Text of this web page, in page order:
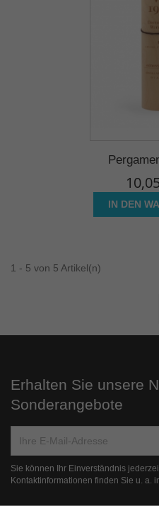
IN DEN
1 - 5 von 5 Artikel(n)
Erhalten Sie unsere
Sonderangebote
Sie können Ihr Einverständnis
Kontaktinformationen finden Sie u. a.